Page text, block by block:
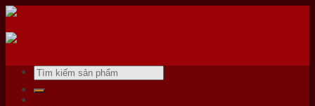
Skip
content
Tìm
kiếm: